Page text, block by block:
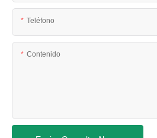
Teléfono
Contenido